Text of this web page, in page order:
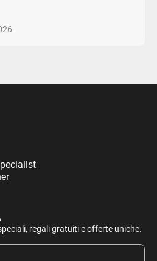
regali gratuiti e offerte uniche.